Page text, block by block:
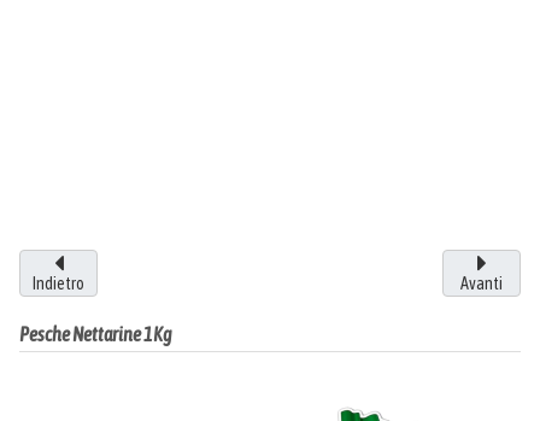
Indietro Avanti
Pesche Nettarine 1Kg